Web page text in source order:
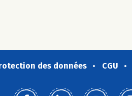
des données CGU